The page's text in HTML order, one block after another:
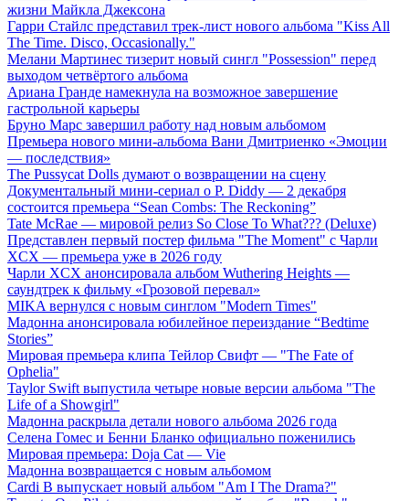
жизни Майкла Джексона
Гарри Стайлс представил трек-лист нового альбома "Kiss All
The Time. Disco, Occasionally."
Мелани Мартинес тизерит новый сингл "Possession" перед
выходом четвёртого альбома
Ариана Гранде намекнула на возможное завершение
гастрольной карьеры
Бруно Марс завершил работу над новым альбомом
Премьера нового мини-альбома Вани Дмитриенко «Эмоции
— последствия»
The Pussycat Dolls думают о возвращении на сцену
Документальный мини-сериал о P. Diddy — 2 декабря
состоится премьера “Sean Combs: The Reckoning”
Tate McRae — мировой релиз So Close To What??? (Deluxe)
Представлен первый постер фильма "The Moment" с Чарли
XCX — премьера уже в 2026 году
Чарли XCX анонсировала альбом Wuthering Heights —
саундтрек к фильму «Грозовой перевал»
MIKA вернулся с новым синглом "Modern Times"
Мадонна анонсировала юбилейное переиздание “Bedtime
Stories”
Мировая премьера клипа Тейлор Свифт — "The Fate of
Ophelia"
Taylor Swift выпустила четыре новые версии альбома "The
Life of a Showgirl"
Мадонна раскрыла детали нового альбома 2026 года
Селена Гомес и Бенни Бланко официально поженились
Мировая премьера: Doja Cat — Vie
Мадонна возвращается с новым альбомом
Cardi B выпускает новый альбом "Am I The Drama?"